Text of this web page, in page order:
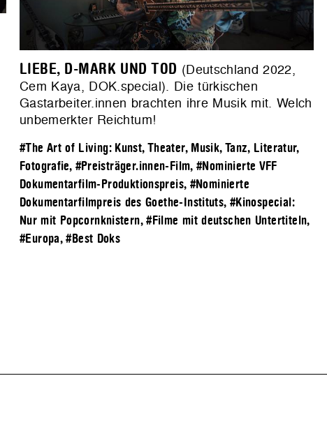
LIEBE, D-MARK UND TOD (Deutschland 2022,
Cem Kaya, DOK.special). Die türkischen
Gastarbeiter.innen brachten ihre Musik mit. Welch
unbemerkter Reichtum!
#The Art of Living: Kunst, Theater, Musik, Tanz, Literatur,
Fotografie, #Preisträger.innen-Film,#Nominierte VFF
Dokumentarfilm-Produktionspreis, #Nominierte
Dokumentarfilmpreis des Goethe-Instituts, #Kinospecial:
Nur mit Popcornknistern,#Filme mit deutschen Untertiteln,
#Europa,#Best Doks